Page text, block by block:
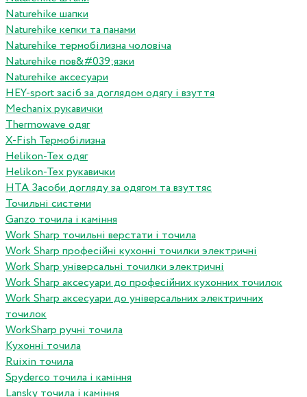
Naturehike шапки
Naturehike кепки та панами
Naturehike термобілизна чоловіча
Naturehike пов&#039;язки
Naturehike аксесуари
HEY-sport засіб за доглядом одягу і взуття
Mechanix рукавички
Thermowave одяг
X-Fish Термобілизна
Helikon-Tex одяг
Helikon-Tex рукавички
HTA Засоби догляду за одягом та взуттяс
Точильні системи
Ganzo точила і каміння
Work Sharp точильні верстати і точила
Work Sharp професiйнi кухоннi точилки электричнi
Work Sharp унiверсальнi точилки электричнi
Work Sharp аксесуари до професiйних кухонних точилок
Work Sharp аксесуари до унiверсальних электричних
точилок
WorkSharp ручні точила
Кухонні точила
Ruixin точила
Spyderco точила і каміння
Lansky точила і каміння